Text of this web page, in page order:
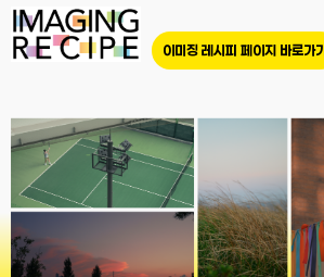
이미징 레시피 페이지 바로가기